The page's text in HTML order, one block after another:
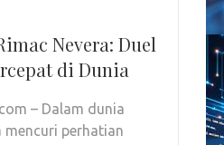
Nevera: Duel
di Dunia
– Dalam dunia
perhatian